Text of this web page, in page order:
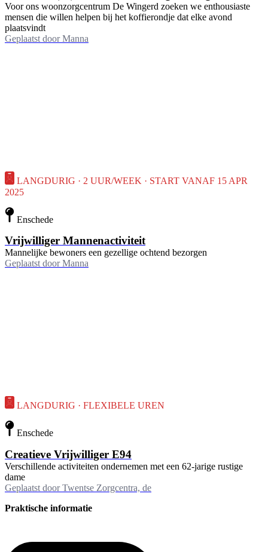
Voor ons woonzorgcentrum De Wingerd zoeken we enthousiaste
mensen die willen helpen bij het koffierondje dat elke avond
plaatsvindt
Geplaatst door Manna
LANGDURIG · 2 UUR/WEEK · START VANAF 15 APR
2025
Enschede
Vrijwilliger Mannenactiviteit
Mannelijke bewoners een gezellige ochtend bezorgen
Geplaatst door Manna
LANGDURIG · FLEXIBELE UREN
Enschede
Creatieve Vrijwilliger E94
Verschillende activiteiten ondernemen met een 62-jarige rustige
dame
Geplaatst door Twentse Zorgcentra, de
Praktische informatie